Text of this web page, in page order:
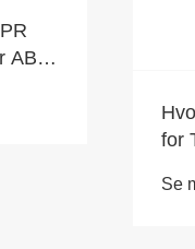
ABS-
for
Se